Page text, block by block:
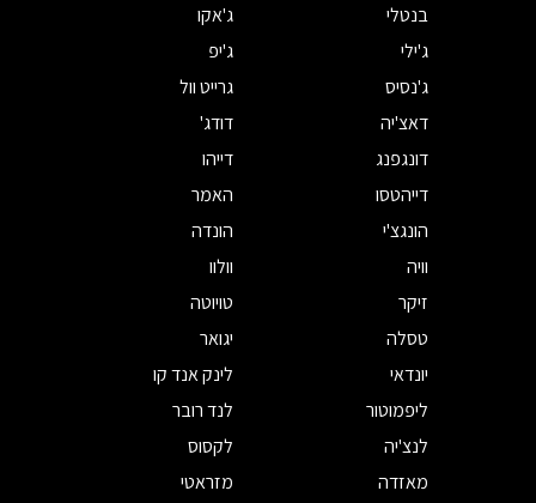
בנטלי
ג'אקו
ג'ילי
ג'יפ
ג'נסיס
גרייט וול
דאצ'יה
דודג'
דונגפנג
דייהו
דייהטסו
האמר
הונגצ'י
הונדה
וויה
וולוו
זיקר
טויוטה
טסלה
יגואר
יונדאי
לינק אנד קו
ליפמוטור
לנד רובר
לנצ'יה
לקסוס
מאזדה
מזראטי